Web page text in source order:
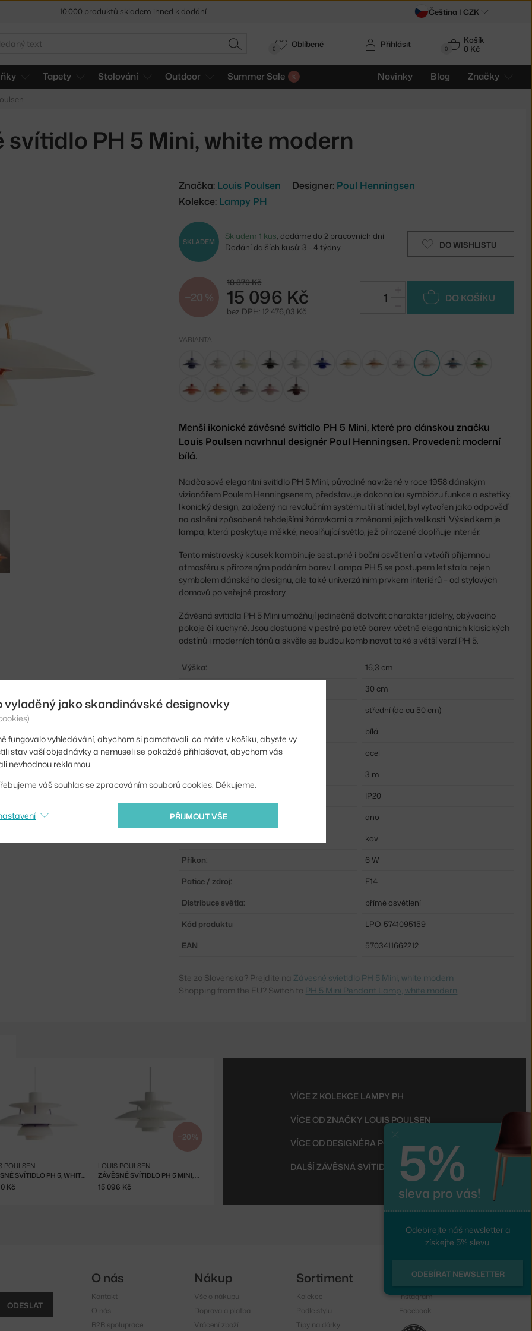
HLEDAT 0
Košík
0 Kč
Tapety Stolování Outdoor Summer Sale Novinky Blog Značky
Přihlásit
0 Oblíbené
svítidlo PH 5 Mini, white modern
Značka: Louis Poulsen Designer: Poul Henningsen
Kolekce: Lampy PH
DO WISHLISTU
SKLADEM
Skladem 1 kus, dodáme do 2 pracovních dní
Dodání dalších kusů: 3 - 4 týdny
−20 %
18 870 Kč
15 096 Kč
bez DPH: 12 476,03 Kč
DO KOŠÍKU
VARIANTA
Menší ikonické závěsné svítidlo PH 5 Mini, které pro dánskou značku
Louis Poulsen navrhnul designér Poul Henningsen. Provedení: moderní
bílá.
Nadčasové elegantní svítidlo PH 5 Mini, původně navržené v roce 1958 dánským
vizionářem Poulem Henningsenem, představuje dokonalou symbiózu funkce a estetiky.
Ikonický design, založený na revolučním systému tří stínidel, byl vytvořen jako odpověď
na oslnění způsobené tehdejšími žárovkami a změnami jejich velikosti. Výsledkem je
lampa, která poskytuje měkké, neoslňující světlo, jež přirozeně doplňuje interiér.
Tento mistrovský kousek kombinuje sestupné i boční osvětlení a vytváří příjemnou
atmosféru s přirozeným podáním barev. Lampa PH 5 se postupem let stala nejen
symbolem dánského designu, ale také univerzálním prvkem interiérů – od stylových
domovů po veřejné prostory.
Závěsná svítidla PH 5 Mini umožňují jedinečně dotvořit charakter jídelny, obývacího
pokoje či kuchyně. Jsou dostupné v pestré paletě barev, včetně elegantních klasických
odstínů i moderních tónů a skvěle se budou kombinovat také s větší verzí PH 5.
Výška:
16,3 cm
30 cm
Velikost svítidla:
střední (do ca 50 cm)
bílá
Materiál:
ocel
3 m
IP20
Obsahuje stropní krytku:
ano
kov
Příkon:
6 W
Patice / zdroj:
E14
Distribuce světla:
přímé osvětlení
Kód produktu
LPO-5741095159
EAN
5703411662212
Ste zo Slovenska? Prejdite na Závesné svietidlo PH 5 Mini, white modern
Shopping from the EU? Switch to PH 5 Mini Pendant Lamp, white modern
ZÁVĚSNÉ SVÍTIDLO PH 5, WHITE CLASSIC
POULSEN
Kč
−20 %
ZÁVĚSNÉ SVÍTIDLO PH 5 MINI, MONOCHROME WHITE
LOUIS POULSEN
15 096 Kč
VÍCE Z KOLEKCE LAMPY PH
VÍCE OD ZNAČKY LOUIS POULSEN
VÍCE OD DESIGNÉRA POUL HENNINGSEN
DALŠÍ ZÁVĚSNÁ SVÍTIDLA
10.000 produktů skladem ihned k dodání Čeština | CZK
vyladěný jako skandinávské designovky
fungovalo vyhledávání, abychom si pamatovali, co máte v košíku, abyste vy
stav vaší objednávky a nemuseli se pokaždé přihlašovat, abychom vás
nevhodnou reklamou.
váš souhlas se zpracováním souborů cookies. Děkujeme.
PŘIJMOUT VŠE
5%
sleva pro vás!
Odebírejte náš newsletter a
získejte 5% slevu.
ODEBÍRAT NEWSLETTER
ODESLAT
O nás
Kontakt
O nás
B2B spolupráce
Nákup
Vše o nákupu
Doprava a platba
Vrácení zboží
Sortiment
Kolekce
Podle stylu
Tipy na dárky
Sledujte nás
Instagram
Facebook